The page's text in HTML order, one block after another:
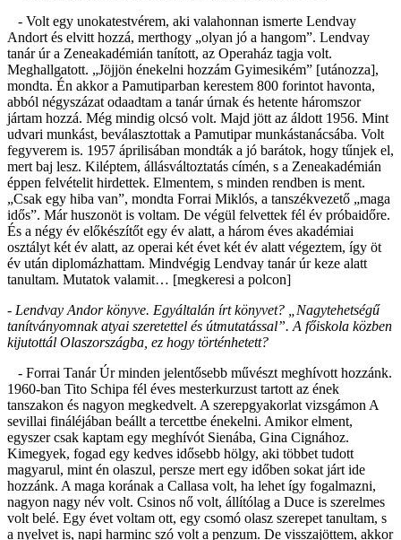
- Volt egy unokatestvérem, aki valahonnan ismerte Lendvay
Andort és elvitt hozzá, merthogy „olyan jó a hangom”. Lendvay
tanár úr a Zeneakadémián tanított, az Operaház tagja volt.
Meghallgatott. „Jöjjön énekelni hozzám Gyimesikém” [utánozza],
mondta. Én akkor a Pamutiparban kerestem 800 forintot havonta,
abból négyszázat odaadtam a tanár úrnak és hetente háromszor
jártam hozzá. Még mindig olcsó volt. Majd jött az áldott 1956. Mint
udvari munkást, beválasztottak a Pamutipar munkástanácsába. Volt
fegyverem is. 1957 áprilisában mondták a jó barátok, hogy tűnjek el,
mert baj lesz. Kiléptem, állásváltoztatás címén, s a Zeneakadémián
éppen felvételit hirdettek. Elmentem, s minden rendben is ment.
„Csak egy hiba van”, mondta Forrai Miklós, a tanszékvezető „maga
idős”. Már huszonöt is voltam. De végül felvettek fél év próbaidőre.
És a négy év előkészítőt egy év alatt, a három éves akadémiai
osztályt két év alatt, az operai két évet két év alatt végeztem, így öt
év után diplomázhattam. Mindvégig Lendvay tanár úr keze alatt
tanultam. Mutatok valamit… [megkeresi a polcon]
- Lendvay Andor könyve. Egyáltalán írt könyvet? „Nagytehetségű
tanítványomnak atyai szeretettel és útmutatással”. A főiskola közben
kijutottál Olaszországba, ez hogy történhetett?
- Forrai Tanár Úr minden jelentősebb művészt meghívott hozzánk.
1960-ban Tito Schipa fél éves mesterkurzust tartott az ének
tanszakon és nagyon megkedvelt. A szerepgyakorlat vizsgámon A
sevillai fináléjában beállt a tercettbe énekelni. Amikor elment,
egyszer csak kaptam egy meghívót Sienába, Gina Cignához.
Kimegyek, fogad egy kedves idősebb hölgy, aki többet tudott
magyarul, mint én olaszul, persze mert egy időben sokat járt ide
hozzánk. A maga korának a Callasa volt, ha lehet így fogalmazni,
nagyon nagy név volt. Csinos nő volt, állítólag a Duce is szerelmes
volt belé. Egy évet voltam ott, egy csomó olasz szerepet tanultam, s
a nyelvet is, napi harminc szó volt a penzum. De visszajöttem, akkor